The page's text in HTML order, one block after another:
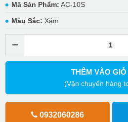
Mã Sản Phẩm: AC-10S
Màu Sắc: Xám
THÊM VÀO
(Vận chuyển hàng
0932060286